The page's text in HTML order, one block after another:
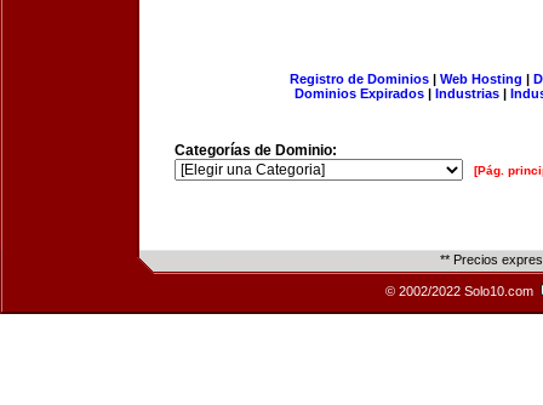
Registro de Dominios| Web Hosting |
Dominios Expirados | Industrias |
Categorías de Dominio:
[Pág.
** Precios
© 2002/2022 Solo10.com